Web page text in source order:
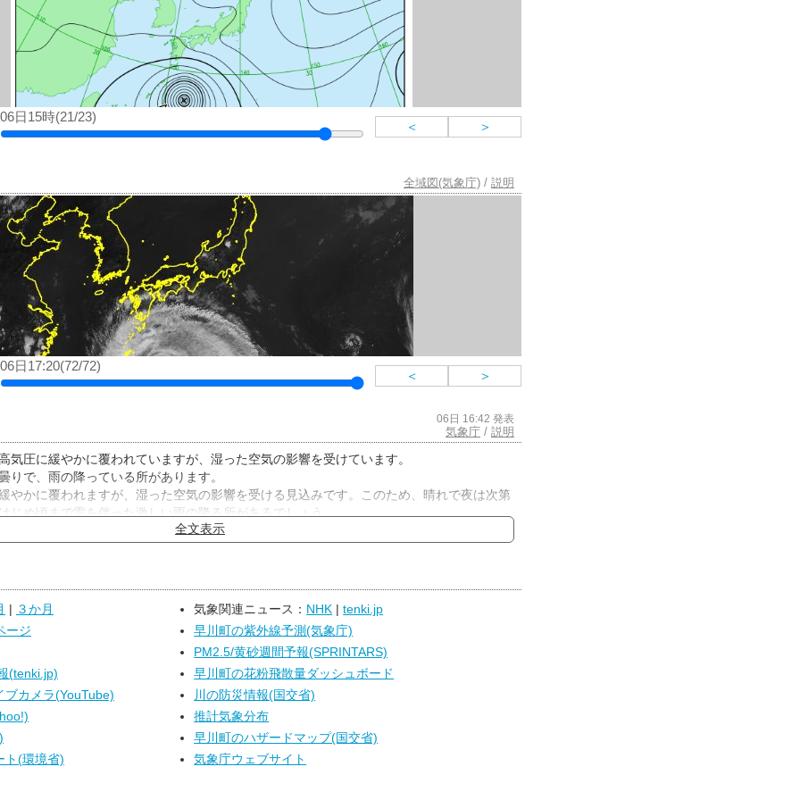
06日15時(21/23)
＜ ＞
全域図(気象庁) / 説明
06日17:20(72/72)
＜ ＞
06日 16:42 発表
気象庁 / 説明
圧に緩やかに覆われていますが、湿った空気の影響を受けています。
で、雨の降っている所があります。
かに覆われますが、湿った空気の影響を受ける見込みです。このため、晴れで夜は次第
じめ頃まで雷を伴った激しい雨の降る所があるでしょう。
圧に緩やかに覆われますが、湿った空気の影響を受ける見込みです。このため、中・西
全文表示
３か月 気象関連ニュース： NHK |tenki.jp
ージ
早川町の紫外線予測(気象庁)
PM2.5/黄砂週間予報(SPRINTARS)
(tenki.jp)
早川町の花粉飛散量ダッシュボード
ブカメラ(YouTube)
川の防災情報(国交省)
推計気象分布
早川町のハザードマップ(国交省)
ト(環境省)
気象庁ウェブサイト